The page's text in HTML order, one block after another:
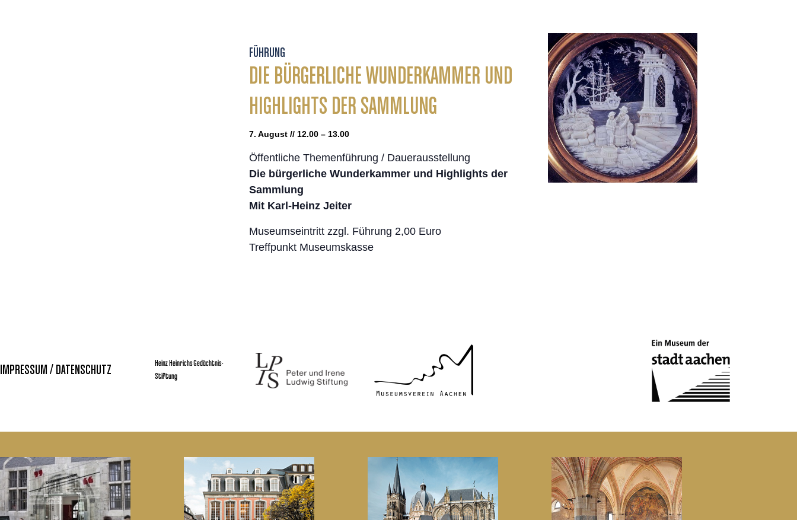
FÜHRUNG
DIE BÜRGERLICHE WUNDERKAMMER UND
HIGHLIGHTS DER SAMMLUNG
7. August // 12.00 – 13.00
Öffentliche Themenführung / Dauerausstellung
Die bürgerliche Wunderkammer und Highlights der
Sammlung
Mit Karl-Heinz Jeiter
Museumseintritt zzgl. Führung 2,00 Euro
Treffpunkt Museumskasse
IMPRESSUM / DATENSCHUTZ
Heinz Heinrichs Gedächtnis-
Stiftung